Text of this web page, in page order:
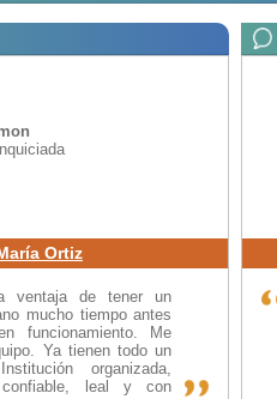
Ortiz
ventaja de tener un
mucho tiempo antes
funcionamiento. Me
Ya tienen todo un
organizada,
confiable, leal y con